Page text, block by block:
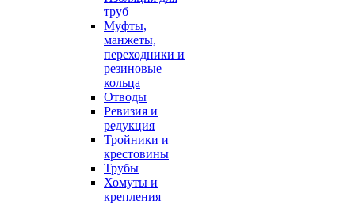
труб
Муфты,
манжеты,
переходники и
резиновые
кольца
Отводы
Ревизия и
редукция
Тройники и
крестовины
Трубы
Хомуты и
крепления